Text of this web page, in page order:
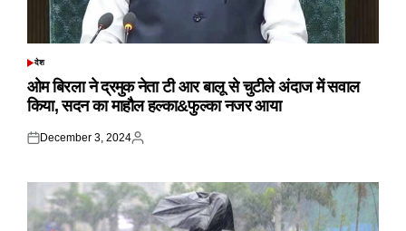
POSTED
देश
ओम बिरला ने द्रमुक नेता टी आर बालू से चुटीले अंदाज में सवाल
किया, सदन का माहौल हल्का&फुल्का नजर आया
Posted
December 3, 2024
Posted